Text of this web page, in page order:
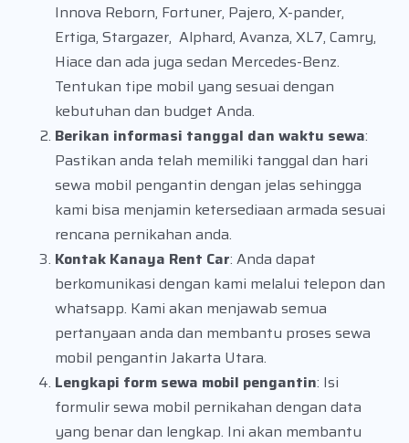
Innova Reborn, Fortuner, Pajero, X-pander,
Ertiga, Stargazer, Alphard, Avanza, XL7, Camry,
Hiace dan ada juga sedan Mercedes-Benz.
Tentukan tipe mobil yang sesuai dengan
kebutuhan dan budget Anda.
Berikan informasi tanggal dan waktu sewa:
Pastikan anda telah memiliki tanggal dan hari
sewa mobil pengantin dengan jelas sehingga
kami bisa menjamin ketersediaan armada sesuai
rencana pernikahan anda.
Kontak Kanaya Rent Car: Anda dapat
berkomunikasi dengan kami melalui telepon dan
whatsapp. Kami akan menjawab semua
pertanyaan anda dan membantu proses sewa
mobil pengantin Jakarta Utara.
Lengkapi form sewa mobil pengantin: Isi
formulir sewa mobil pernikahan dengan data
yang benar dan lengkap. Ini akan membantu